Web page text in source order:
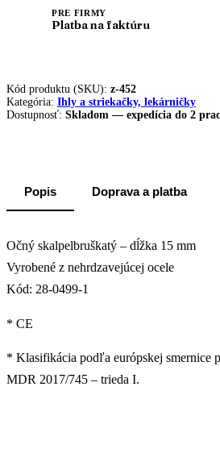
PRE FIRMY
Platba na faktúru
Kód produktu (SKU): z-452
Kategória: Ihly a striekačky, lekárničky
Dostupnosť: Skladom — expedícia do 2
Popis Doprava a platba
Očný skalpelbruškatý – dĺžka 15 mm
Vyrobené z nehrdzavejúcej ocele
Kód: 28-0499-1
* CE
* Klasifikácia podľa európskej smernice
MDR 2017/745 – trieda I.